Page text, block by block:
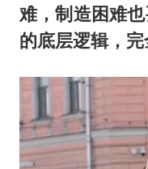
难，制造困难
的底层逻辑，完